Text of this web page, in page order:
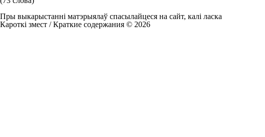
Пры выкарыстанні матэрыялаў спасылайцеся на сайт, калі ласка
Кароткі змест / Краткие содержания © 2026